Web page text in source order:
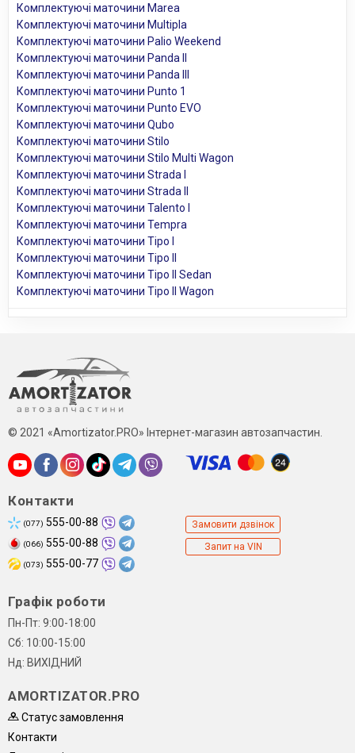
Комплектуючі маточини Marea
Комплектуючі маточини Multipla
Комплектуючі маточини Palio Weekend
Комплектуючі маточини Panda II
Комплектуючі маточини Panda III
Комплектуючі маточини Punto 1
Комплектуючі маточини Punto EVO
Комплектуючі маточини Qubo
Комплектуючі маточини Stilo
Комплектуючі маточини Stilo Multi Wagon
Комплектуючі маточини Strada I
Комплектуючі маточини Strada II
Комплектуючі маточини Talento I
Комплектуючі маточини Tempra
Комплектуючі маточини Tipo I
Комплектуючі маточини Tipo II
Комплектуючі маточини Tipo II Sedan
Комплектуючі маточини Tipo II Wagon
© 2021 «Amortizator.PRO» Інтернет-магазин автозапчастин.
Контакти
(077) 555-00-88
(066) 555-00-88
(073) 555-00-77
Замовити дзвінок
Запит на VIN
Графік роботи
Пн-Пт: 9:00-18:00
Сб: 10:00-15:00
Нд: ВИХІДНИЙ
AMORTIZATOR.PRO
Статус замовлення
Контакти